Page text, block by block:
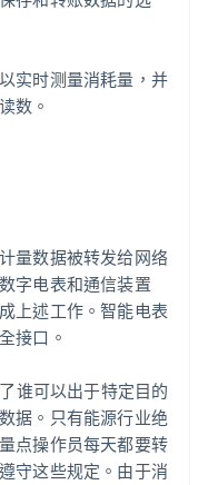
实时测量消耗量，并
数。
量数据被转发给网络
字电表和通信装置
上述工作。智能电表
接口。
谁可以出于特定目的
据。只有能源行业绝
点操作员每天都要转
守这些规定。由于消